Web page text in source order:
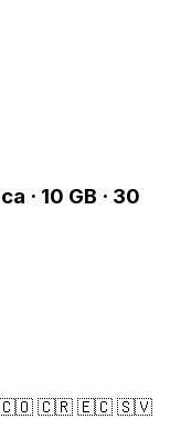
· 10 GB · 30
🇨🇷 🇪🇨 🇸🇻